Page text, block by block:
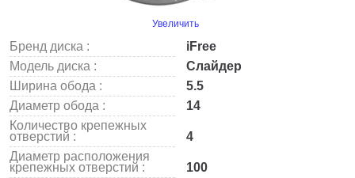
Увеличить
Бренд диска :
iFree
Модель диска :
Слайдер
Ширина обода :
5.5
Диаметр обода :
14
Количество крепежных
отверстий :
4
Диаметр расположения
крепежных отверстий :
100